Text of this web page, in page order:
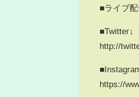
■ライブ
■Twitter↓
http://
https://